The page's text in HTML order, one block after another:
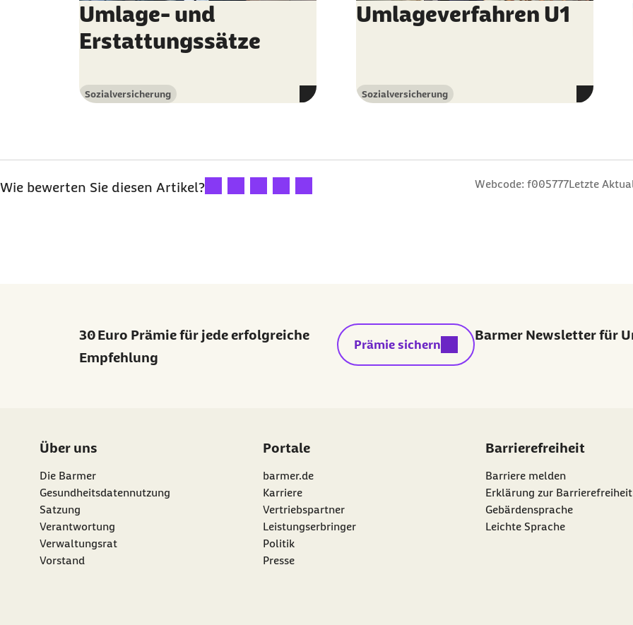
Umlage- und
Erstattungssätze
Kategorie
Sozialversicherung
Umlageverfahren U1
Kategorie
Sozialversicherung
Wie bewerten Sie diesen Artikel?Ihre Bewertung: 1 Stern Webcode: f005777Letzte
30 Euro Prämie für jede erfolgreiche
Empfehlung
externer Link:
Prämie sichern
Barmer Newsletter für
Über uns
Die Barmer
Gesundheitsdatennutzung
Satzung
Verantwortung
Verwaltungsrat
Vorstand
Portale
barmer.de
Karriere
Vertriebspartner
Leistungserbringer
Politik
Presse
Barrierefreiheit
Barriere melden
Erklärung zur Barrierefreiheit
Gebärdensprache
Leichte Sprache